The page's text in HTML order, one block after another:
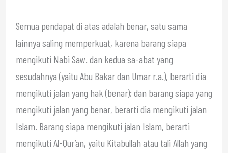
Semua pendapat di atas adalah benar, satu sama
lainnya saling memperkuat, karena barang siapa
mengikuti Nabi Saw. dan kedua sa-abat yang
sesudahnya (yaitu Abu Bakar dan Umar r.a.), berarti dia
mengikuti jalan yang hak (benar); dan barang siapa yang
mengikuti jalan yang benar, berarti dia mengikuti jalan
Islam. Barang siapa mengikuti jalan Islam, berarti
mengikuti Al-Qur’an, yaitu Kitabullah atau tali Allah yang